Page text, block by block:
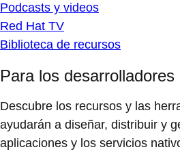
Podcasts y videos
Red Hat TV
Biblioteca de recursos
Para los desarrolladores
Descubre los recursos y las
ayudarán a diseñar, distribuir y
aplicaciones y los servicios